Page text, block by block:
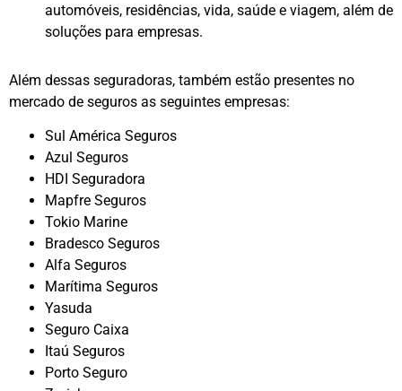
automóveis, residências, vida, saúde e viagem, além de
soluções para empresas.
Além dessas seguradoras, também estão presentes no
mercado de seguros as seguintes empresas:
Sul América Seguros
Azul Seguros
HDI Seguradora
Mapfre Seguros
Tokio Marine
Bradesco Seguros
Alfa Seguros
Marítima Seguros
Yasuda
Seguro Caixa
Itaú Seguros
Porto Seguro